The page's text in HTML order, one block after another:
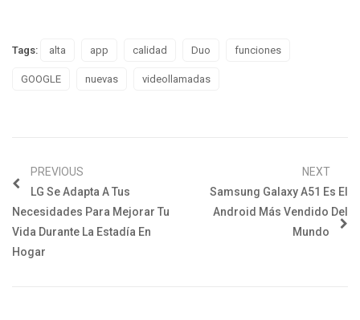
Tags: alta app calidad Duo funciones
GOOGLE nuevas videollamadas
PREVIOUS
LG Se Adapta A Tus
Necesidades Para Mejorar Tu
Vida Durante La Estadía En
Hogar
NEXT
Samsung Galaxy A51 Es El
Android Más Vendido Del
Mundo